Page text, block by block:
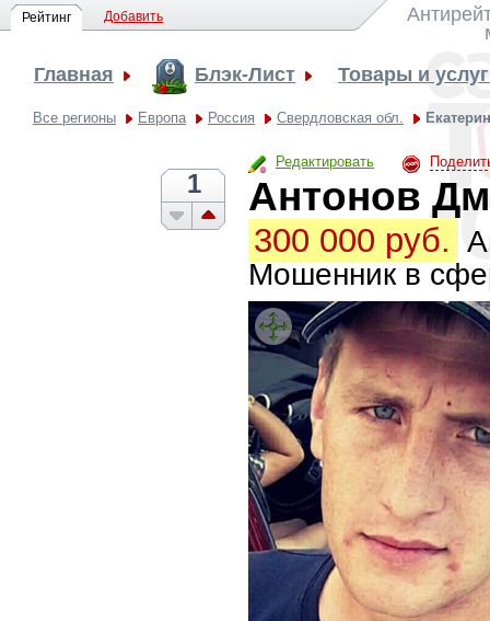
Рейтинг Добавить
Главная
Блэк-Лист Товары и
Все регионы Европа Россия Свердловская обл.
Редактировать
1 Антонов
300 000 руб.
Мошенник в